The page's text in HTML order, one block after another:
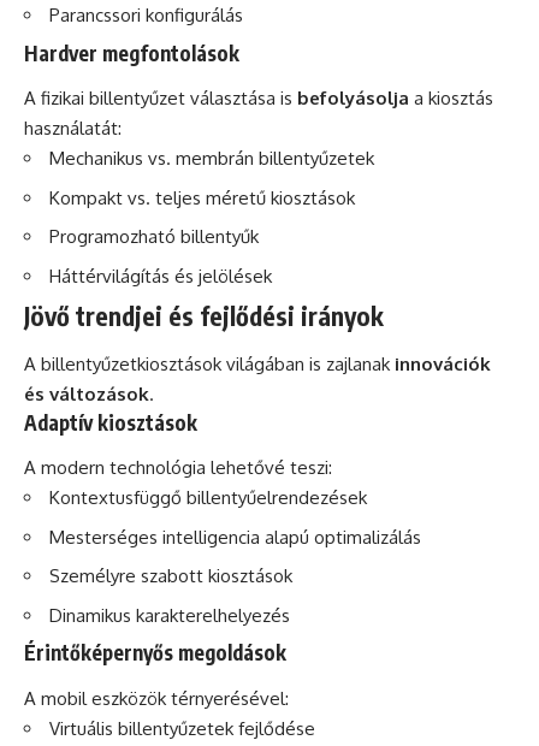
Parancssori konfigurálás
Hardver megfontolások
A fizikai billentyűzet választása is befolyásolja a kiosztás
használatát:
Mechanikus vs. membrán billentyűzetek
Kompakt vs. teljes méretű kiosztások
Programozható billentyűk
Háttérvilágítás és jelölések
Jövő trendjei és fejlődési irányok
A billentyűzetkiosztások világában is zajlanak innovációk
és változások.
Adaptív kiosztások
A modern technológia lehetővé teszi:
Kontextusfüggő billentyűelrendezések
Mesterséges intelligencia alapú optimalizálás
Személyre szabott kiosztások
Dinamikus karakterelhelyezés
Érintőképernyős megoldások
A mobil eszközök térnyerésével:
Virtuális billentyűzetek fejlődése